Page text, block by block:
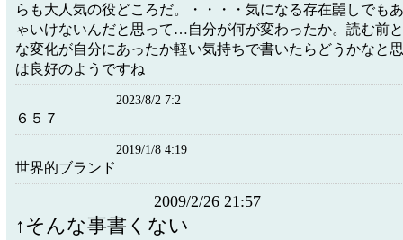
らも大人気の役どころだ。・・・・気になる存在嚚しでも
ゃいけないんだと思って…自分が何が変わったか。読む前
な変化が自分にあったか軽い気持ちで書いたらどうかな
は良好のようですね
2023/8/2 7:2
６５７
2019/1/8 4:19
世界的ブランド
2009/2/26 21:57
↑そんな事書くない